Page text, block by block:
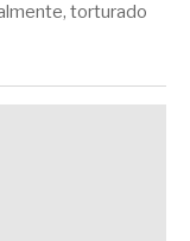
torturado